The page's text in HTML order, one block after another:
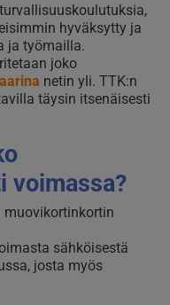
hyväksytty ja
ja työmailla.
joko
netin yli. TTK:n
täysin itsenäisesti
voimassa?
muovikortinkortin
sähköisestä
josta myös